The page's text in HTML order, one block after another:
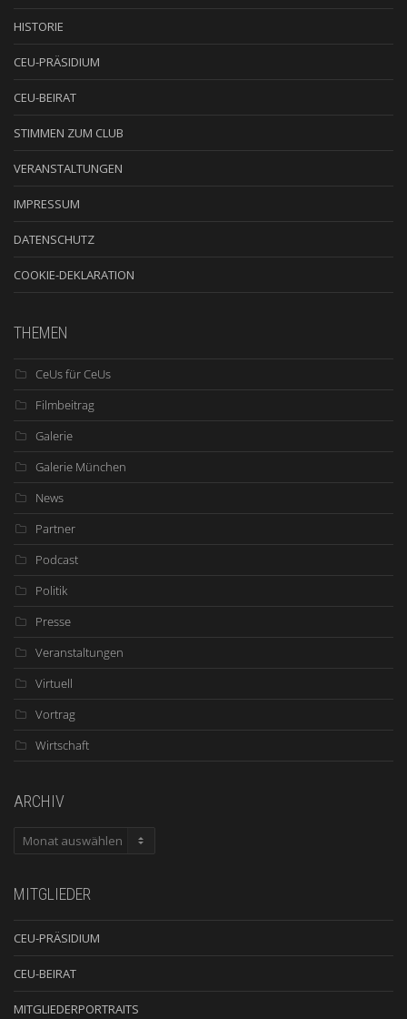
HISTORIE
CEU-PRÄSIDIUM
CEU-BEIRAT
STIMMEN ZUM CLUB
VERANSTALTUNGEN
IMPRESSUM
DATENSCHUTZ
COOKIE-DEKLARATION
THEMEN
CeUs für CeUs
Filmbeitrag
Galerie
Galerie München
News
Partner
Podcast
Politik
Presse
Veranstaltungen
Virtuell
Vortrag
Wirtschaft
ARCHIV
ARCHIV
MITGLIEDER
CEU-PRÄSIDIUM
CEU-BEIRAT
MITGLIEDERPORTRAITS